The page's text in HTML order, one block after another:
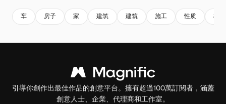
车 房子 家 建筑 建筑 施工 性质 树
引導你創作出最佳作品的創意平台。擁有超過100萬訂閱者，涵蓋
創意人士、企業、代理商和工作室。